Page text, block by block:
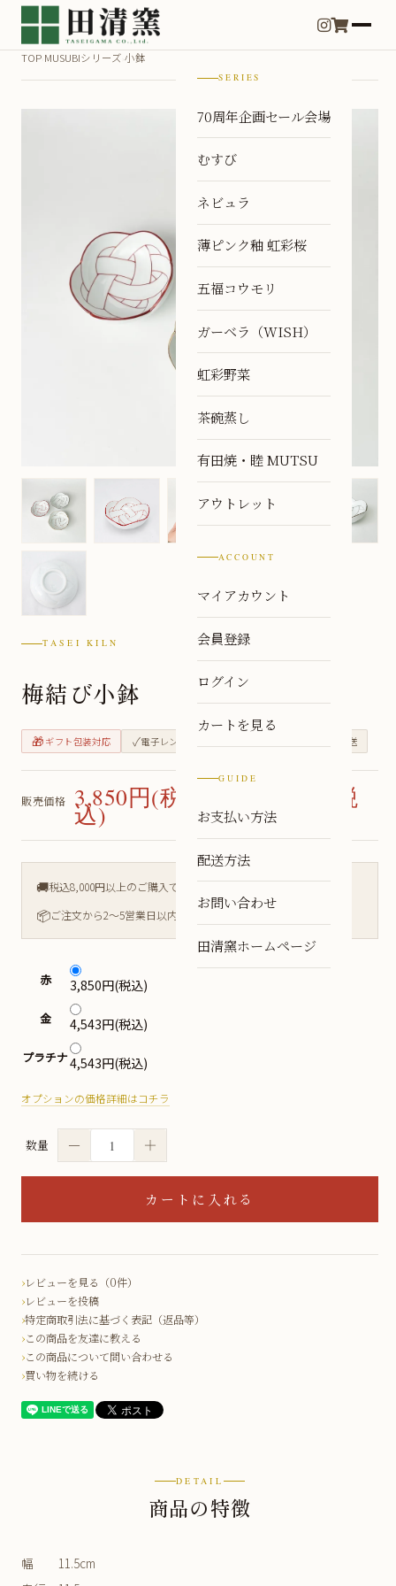
SERIES
70周年企画セール会場
むすび
ネビュラ
薄ピンク釉 虹彩桜
五福コウモリ
ガーベラ（WISH）
虹彩野菜
茶碗蒸し
有田焼・睦 MUTSU
アウトレット
ACCOUNT
マイアカウント
会員登録
ログイン
カートを見る
GUIDE
お支払い方法
配送方法
お問い合わせ
田清窯ホームページ
TOP MUSUBIシリーズ ›小鉢
TASEI KILN
梅結び小鉢
🎁 ギフト包装対応 ✓電子レンジ対応 窯元直送
販売価格 3,850円(税込) 〜 4,543円(税
込)
🚚税込8,000円以上のご購入で送料無料
📦ご注文から2〜5営業日以内に発送
赤 3,850円(税込)
金 4,543円(税込)
プラチナ4,543円(税込)
オプションの価格詳細はコチラ
数量 － ＋
レビューを見る（0件）
レビューを投稿
特定商取引法に基づく表記（返品等）
この商品を友達に教える
この商品について問い合わせる
買い物を続ける
DETAIL
商品の特徴
幅 11.5cm